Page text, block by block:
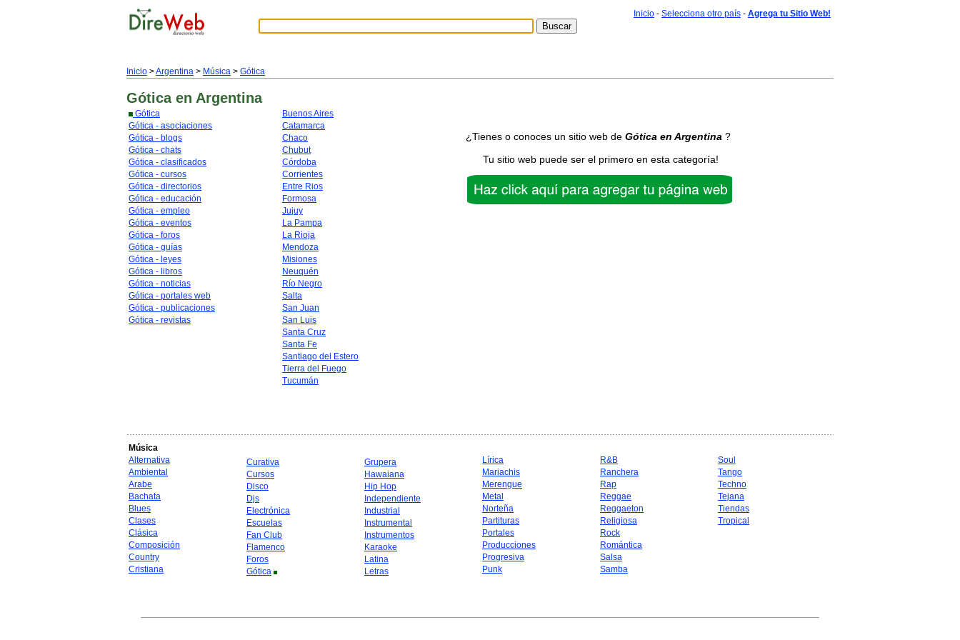
Inicio - Selecciona otro país - Agrega tu Sitio Web!
Inicio >Argentina > Música > Gótica
Gótica en Argentina
Gótica
Gótica - asociaciones
Gótica - blogs
Gótica - chats
Gótica - clasificados
Gótica - cursos
Gótica - directorios
Gótica - educación
Gótica - empleo
Gótica - eventos
Gótica - foros
Gótica - guías
Gótica - leyes
Gótica - libros
Gótica - noticias
Gótica - portales web
Gótica - publicaciones
Gótica - revistas
Buenos Aires
Catamarca
Chaco
Chubut
Córdoba
Corrientes
Entre Rios
Formosa
Jujuy
La Pampa
La Rioja
Mendoza
Misiones
Neuquén
Río Negro
Salta
San Juan
San Luis
Santa Cruz
Santa Fe
Santiago del Estero
Tierra del Fuego
Tucumán
¿Tienes o conoces un sitio web de Gótica en Argentina ?
Tu sitio web puede ser el primero en esta categoría!
Música
Alternativa
Ambiental
Arabe
Bachata
Blues
Clases
Clásica
Composición
Country
Cristiana
Curativa
Cursos
Disco
Djs
Electrónica
Escuelas
Fan Club
Flamenco
Foros
Gótica
Grupera
Hawaiana
Hip Hop
Independiente
Industrial
Instrumental
Instrumentos
Karaoke
Latina
Letras
Lírica
Mariachis
Merengue
Metal
Norteña
Partituras
Portales
Producciones
Progresiva
Punk
R&B
Ranchera
Rap
Reggae
Reggaeton
Religiosa
Rock
Romántica
Salsa
Samba
Soul
Tango
Techno
Tejana
Tiendas
Tropical